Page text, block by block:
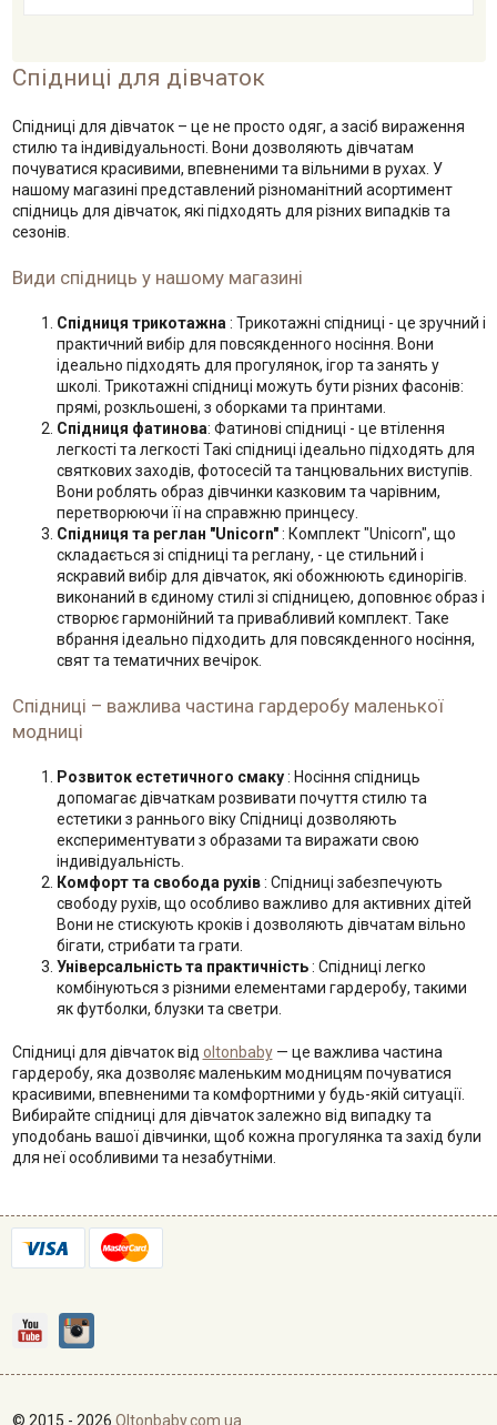
Спідниці для дівчаток
Спідниці для дівчаток – це не просто одяг, а засіб вираження
стилю та індивідуальності. Вони дозволяють дівчатам
почуватися красивими, впевненими та вільними в рухах. У
нашому магазині представлений різноманітний асортимент
спідниць для дівчаток, які підходять для різних випадків та
сезонів.
Види спідниць у нашому магазині
Спідниця трикотажна : Трикотажні спідниці - це зручний і
практичний вибір для повсякденного носіння. Вони
ідеально підходять для прогулянок, ігор та занять у
школі. Трикотажні спідниці можуть бути різних фасонів:
прямі, розкльошені, з оборками та принтами.
Спідниця фатинова: Фатинові спідниці - це втілення
легкості та легкості Такі спідниці ідеально підходять для
святкових заходів, фотосесій та танцювальних виступів.
Вони роблять образ дівчинки казковим та чарівним,
перетворюючи її на справжню принцесу.
Спідниця та реглан "Unicorn": Комплект "Unicorn", що
складається зі спідниці та реглану, - це стильний і
яскравий вибір для дівчаток, які обожнюють єдинорігів.
виконаний в єдиному стилі зі спідницею, доповнює образ і
створює гармонійний та привабливий комплект. Таке
вбрання ідеально підходить для повсякденного носіння,
свят та тематичних вечірок.
Спідниці – важлива частина гардеробу маленької
модниці
Розвиток естетичного смаку: Носіння спідниць
допомагає дівчаткам розвивати почуття стилю та
естетики з раннього віку Спідниці дозволяють
експериментувати з образами та виражати свою
індивідуальність.
Комфорт та свобода рухів: Спідниці забезпечують
свободу рухів, що особливо важливо для активних дітей
Вони не стискують кроків і дозволяють дівчатам вільно
бігати, стрибати та грати.
Універсальність та практичність: Спідниці легко
комбінуються з різними елементами гардеробу, такими
як футболки, блузки та светри.
Спідниці для дівчаток від oltonbaby— це важлива частина
гардеробу, яка дозволяє маленьким модницям почуватися
красивими, впевненими та комфортними у будь-якій ситуації.
Вибирайте спідниці для дівчаток залежно від випадку та
уподобань вашої дівчинки, щоб кожна прогулянка та захід були
для неї особливими та незабутніми.
© 2015 - 2026 Oltonbaby.com.ua